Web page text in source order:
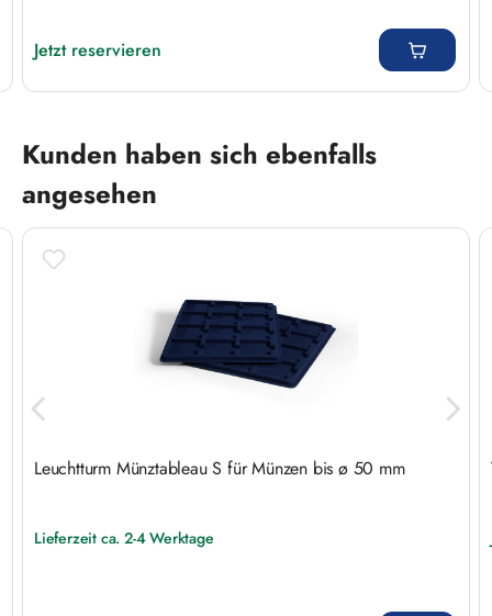
Jetzt reservieren
Produktgalerie überspringen
Kunden haben sich ebenfalls
angesehen
Leuchtturm Münztableau S für Münzen bis ø 50 mm
Lieferzeit ca. 2-4 Werktage